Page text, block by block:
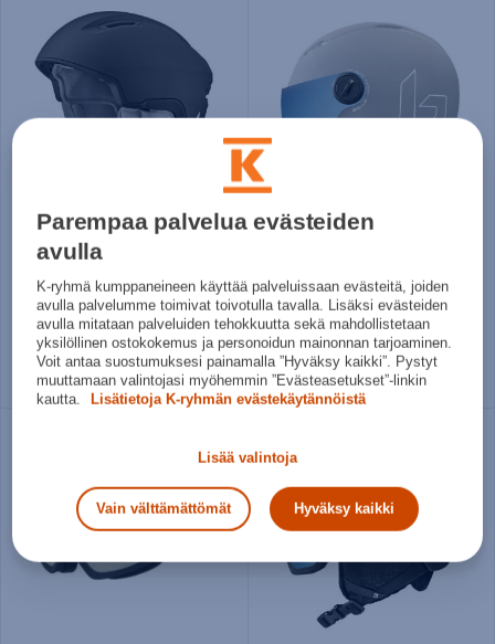
Atmos Pure - laskettelukypärä
49,95€
Norm. hinta:119€
30pv alin hinta: 49,95€
179,90€
Norm. hinta:219€
30pv alin hinta: 179,90€
M
Parempaa palvelua evästeiden
avulla
K-ryhmä kumppaneineen käyttää palveluissaan evästeitä, joiden
avulla palvelumme toimivat toivotulla tavalla. Lisäksi evästeiden
avulla mitataan palveluiden tehokkuutta sekä mahdollistetaan
yksilöllinen ostokokemus ja personoidun mainonnan tarjoaminen.
Voit antaa suostumuksesi painamalla ”Hyväksy kaikki”. Pystyt
muuttamaan valintojasi myöhemmin ”Evästeasetukset”-linkin
kautta.
Lisätietoja K-ryhmän evästekäytännöistä
Lisää valintoja
Vain välttämättömät Hyväksy kaikki